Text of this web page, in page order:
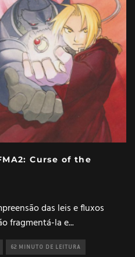
Curse of the
das leis e fluxos
fragmentá-la e...
62 MINUTO DE LEITURA